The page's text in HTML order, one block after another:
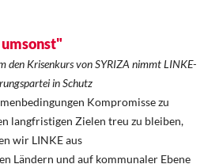
den Krisenkurs von SYRIZA nimmt LINKE-
in Schutz
Kompromisse zu
langfristigen Zielen treu zu bleiben,
wir LINKE aus
Ländern und auf kommunaler Ebene